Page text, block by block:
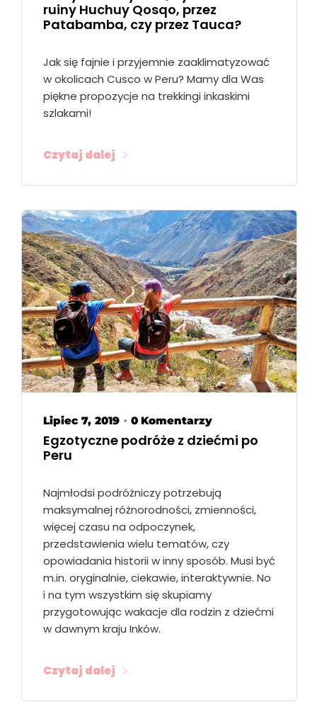
ruiny Huchuy Qosqo, przez
Patabamba, czy przez Tauca?
Jak się fajnie i przyjemnie zaaklimatyzować
w okolicach Cusco w Peru? Mamy dla Was
piękne propozycje na trekkingi inkaskimi
szlakami!
Czytaj dalej
Lipiec 7, 2019 • 0 Komentarzy
Egzotyczne podróże z dziećmi po
Peru
Najmłodsi podróżniczy potrzebują
maksymalnej różnorodności, zmienności,
więcej czasu na odpoczynek,
przedstawienia wielu tematów, czy
opowiadania historii w inny sposób. Musi być
m.in. oryginalnie, ciekawie, interaktywnie. No
i na tym wszystkim się skupiamy
przygotowując wakacje dla rodzin z dziećmi
w dawnym kraju Inków.
Czytaj dalej